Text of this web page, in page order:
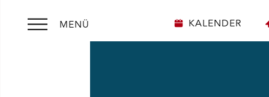
MENÜ
Menü
KALENDER